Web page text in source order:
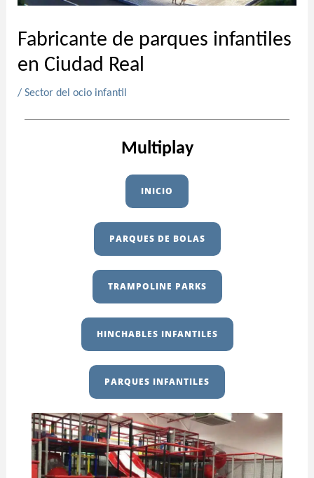
Fabricante de parques infantiles
en Ciudad Real
/ Sector del ocio infantil
Multiplay
INICIO
PARQUES DE BOLAS
TRAMPOLINE PARKS
HINCHABLES INFANTILES
PARQUES INFANTILES